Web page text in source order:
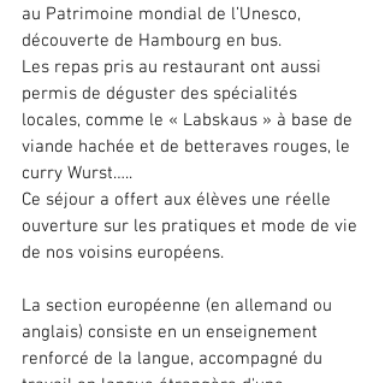
au Patrimoine mondial de l’Unesco,
découverte de Hambourg en bus.
Les repas pris au restaurant ont aussi
permis de déguster des spécialités
locales, comme le « Labskaus » à base de
viande hachée et de betteraves rouges, le
curry Wurst…..
Ce séjour a offert aux élèves une réelle
ouverture sur les pratiques et mode de vie
de nos voisins européens.
La section européenne (en allemand ou
anglais) consiste en un enseignement
renforcé de la langue, accompagné du